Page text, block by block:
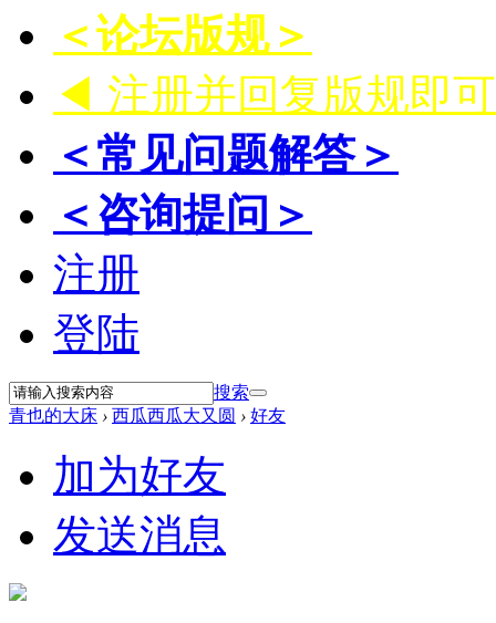
＜论坛版规＞
◀ 注册并回复版规即
＜常见问题解答＞
＜咨询提问＞
注册
登陆
搜索
青也的大床 › 西瓜西瓜大又圆 › 好友
加为好友
发送消息